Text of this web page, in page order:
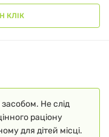
КЛІК
Не слід
раціону
для дітей місці.